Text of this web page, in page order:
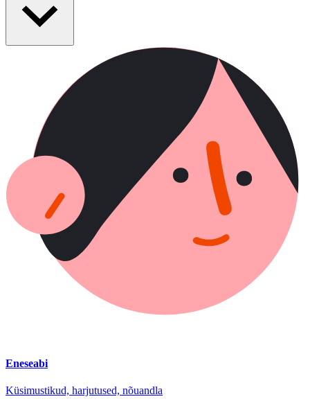
Eneseabi
Küsimustikud, harjutused, nõuandla